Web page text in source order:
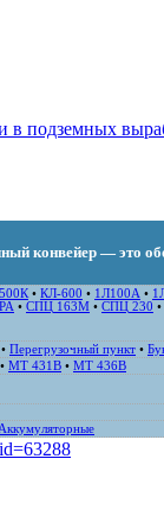
в подземных
конвейер — это
• КЛ-600 • 1Л100А •
• СПЦ 163М • СПЦ 230 •
• Перегрузочный пункт •
• MT 431B • MT 436B
Аккумуляторные